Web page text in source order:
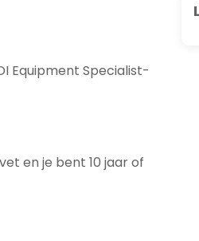
Equipment Specialist-
en je bent 10 jaar of